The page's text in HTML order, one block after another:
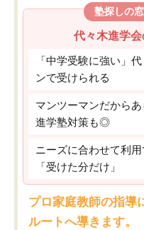
塾探しの
代々木進学
「中学受験に強い」
ンで受けられる
マンツーマンだから
進学塾対策も◎
ニーズに合わせて利
「受けた分だけ」
プロ家庭教師の指導
ルートへ導きます。